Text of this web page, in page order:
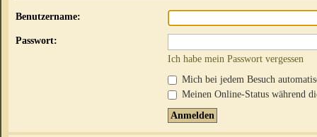
Benutzername:
Passwort:
Ich habe mein Passwort vergessen
Mich bei jedem Besuch
Meinen Online-Status während